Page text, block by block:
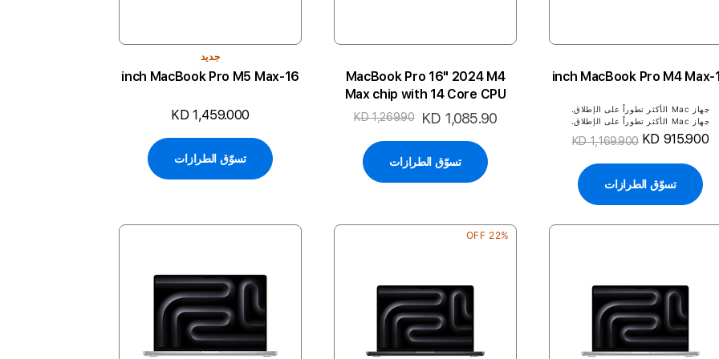
14-
جهاز Mac الأكثر تطوراً على الإطلاق.
جهاز Mac الأكثر تطوراً على الإطلاق.
KD 915.900
KD 1,169.900
تسوّق الطرازات
MacBook Pro 16" 2024 M4
Max chip with 14 Core CPU
and 32 Core GPU 36GB 1TB
4P-SB ENG
السعر
KD 1,085.90
KD 1,269.90
تسوّق الطرازات
جديد
16-inch MacBook Pro M5 Max
KD 1,459.000
تسوّق الطرازات
22% OFF